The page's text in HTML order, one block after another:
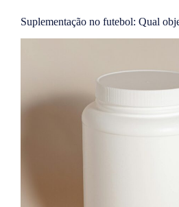
Suplementação no futebol: Qual